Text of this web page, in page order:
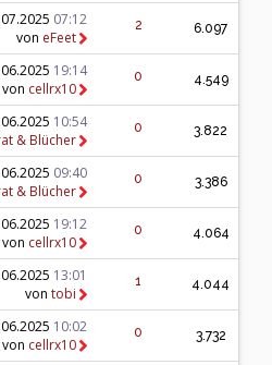
07:12
von eFeet
2 6.097
19:14
von cellrx10
0 4.549
10:54
& Blücher
0 3.822
09:40
& Blücher
0 3.386
19:12
von cellrx10
0 4.064
13:01
von tobi
1 4.044
10:02
von cellrx10
0 3.732